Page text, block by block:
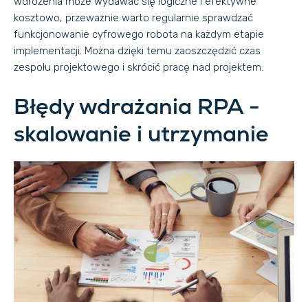
kosztowo, przeważnie warto regularnie sprawdzać
funkcjonowanie cyfrowego robota na każdym etapie
implementacji. Można dzięki temu zaoszczędzić czas
zespołu projektowego i skrócić pracę nad projektem.
Błędy wdrażania RPA -
skalowanie i utrzymanie